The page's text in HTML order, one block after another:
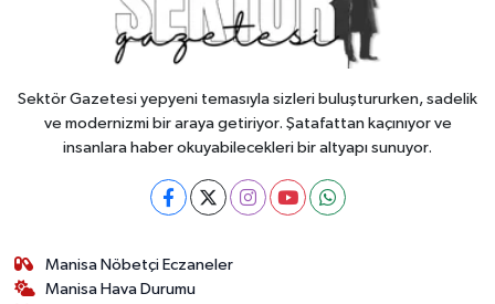
Sektör Gazetesi yepyeni temasıyla sizleri buluştururken, sadelik
ve modernizmi bir araya getiriyor. Şatafattan kaçınıyor ve
insanlara haber okuyabilecekleri bir altyapı sunuyor.
Manisa Nöbetçi Eczaneler
Manisa Hava Durumu